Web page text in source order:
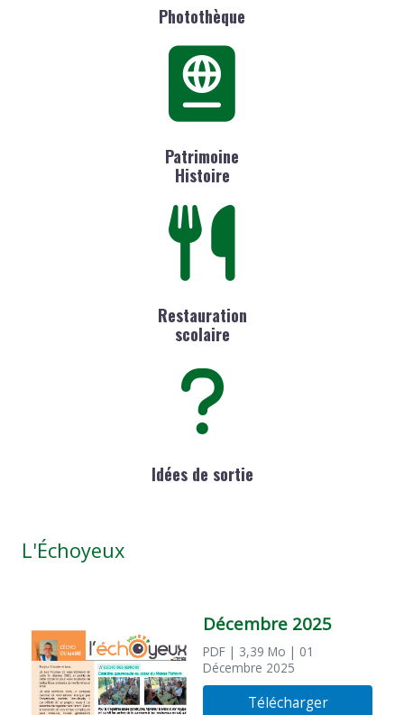
Photothèque
Patrimoine
Histoire
Restauration
scolaire
Idées de sortie
L'Échoyeux
Décembre 2025
PDF | 3,39 Mo | 01
Décembre 2025
Télécharger